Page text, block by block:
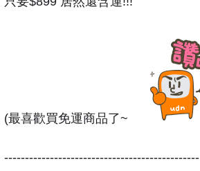
(最喜歡買免運商品了~
-----------------------------------------------